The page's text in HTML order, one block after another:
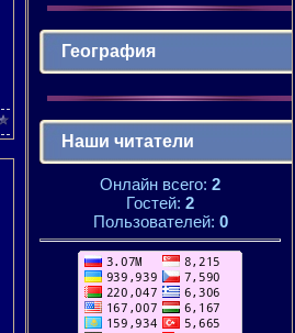
География
Наши читатели
Онлайн всего: 2
Гостей: 2
Пользователей: 0